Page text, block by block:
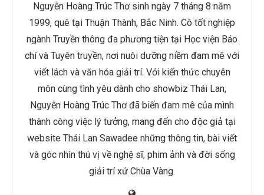
Nguyễn Hoàng Trúc Thơ sinh ngày 7 tháng 8 năm
1999, quê tại Thuận Thành, Bắc Ninh. Cô tốt nghiệp
ngành Truyền thông đa phương tiện tại Học viện Báo
chí và Tuyên truyền, nơi nuôi dưỡng niềm đam mê với
viết lách và văn hóa giải trí. Với kiến thức chuyên
môn cùng tình yêu dành cho showbiz Thái Lan,
Nguyễn Hoàng Trúc Thơ đã biến đam mê của mình
thành công việc lý tưởng, mang đến cho độc giả tại
website Thái Lan Sawadee những thông tin, bài viết
và góc nhìn thú vị về nghệ sĩ, phim ảnh và đời sống
giải trí xứ Chùa Vàng.